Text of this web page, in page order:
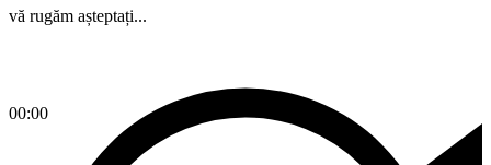
00:00
vă rugăm așteptați...